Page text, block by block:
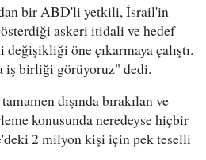
bir ABD'li yetkili, İsrail'in
askeri itidali ve hedef
öne çıkarmaya çalıştı.
iş birliği görüyoruz" dedi.
dışında bırakılan ve
konusunda neredeyse hiçbir
2 milyon kişi için pek teselli